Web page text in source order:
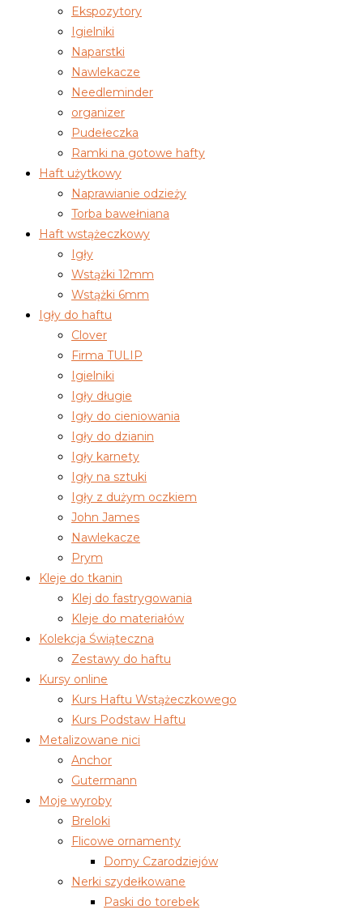
Ekspozytory
Igielniki
Naparstki
Nawlekacze
Needleminder
organizer
Pudełeczka
Ramki na gotowe hafty
Haft użytkowy
Naprawianie odzieży
Torba bawełniana
Haft wstążeczkowy
Igły
Wstążki 12mm
Wstążki 6mm
Igły do haftu
Clover
Firma TULIP
Igielniki
Igły długie
Igły do cieniowania
Igły do dzianin
Igły karnety
Igły na sztuki
Igły z dużym oczkiem
John James
Nawlekacze
Prym
Kleje do tkanin
Klej do fastrygowania
Kleje do materiałów
Kolekcja Świąteczna
Zestawy do haftu
Kursy online
Kurs Haftu Wstążeczkowego
Kurs Podstaw Haftu
Metalizowane nici
Anchor
Gutermann
Moje wyroby
Breloki
Flicowe ornamenty
Domy Czarodziejów
Nerki szydełkowane
Paski do torebek